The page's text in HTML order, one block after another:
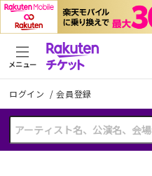
ログイン /会員登録
メニュー